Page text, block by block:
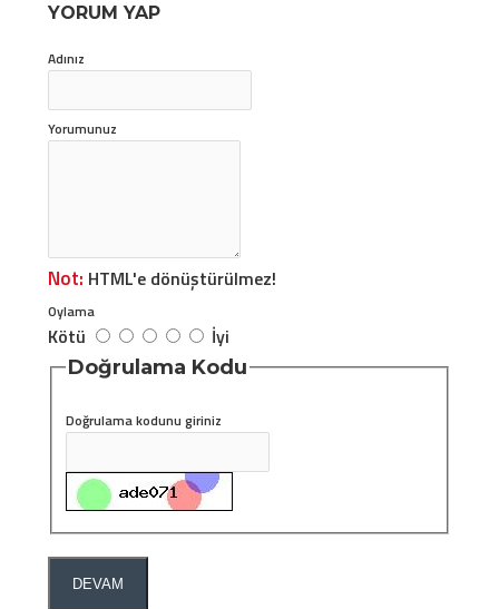
YORUM YAP
Adınız
Yorumunuz
Not: HTML'e dönüştürülmez!
Oylama
Kötü İyi
Doğrulama Kodu
Doğrulama kodunu giriniz
DEVAM